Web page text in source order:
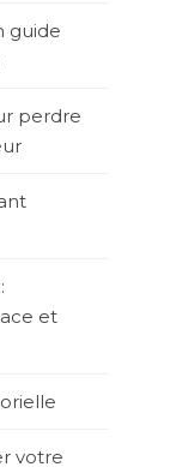
guide
perdre
et
votre